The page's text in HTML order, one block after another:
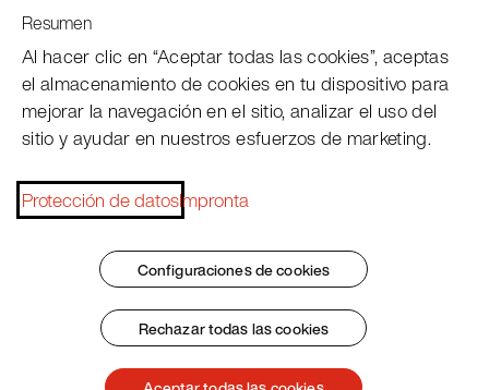
Servicio de atención al cliente
Subscribe Pacojet Newsletter
Would you like to be regularly updated on news, event
Pie de imprenta Condiciones generales
Protección de datos
Resumen
Al hacer clic en “Aceptar todas las cookies”, aceptas
el almacenamiento de cookies en tu dispositivo para
mejorar la navegación en el sitio, analizar el uso del
sitio y ayudar en nuestros esfuerzos de marketing.
Protección de datosImpronta
Configuraciones de cookies
Rechazar todas las cookies